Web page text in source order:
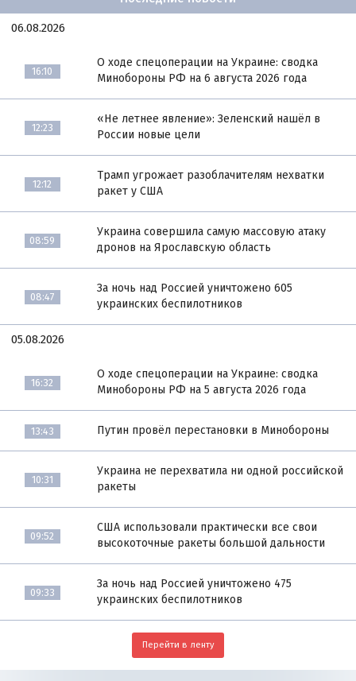
06.08.2026
16:10
О ходе спецоперации на Украине: сводка
Минобороны РФ на 6 августа 2026 года
12:23
«Не летнее явление»: Зеленский нашёл в
России новые цели
12:12
Трамп угрожает разоблачителям нехватки
ракет у США
08:59
Украина совершила самую массовую атаку
дронов на Ярославскую область
08:47
За ночь над Россией уничтожено 605
украинских беспилотников
05.08.2026
16:32
О ходе спецоперации на Украине: сводка
Минобороны РФ на 5 августа 2026 года
13:43 Путин провёл перестановки в Минобороны
10:31
Украина не перехватила ни одной российской
ракеты
09:52
США использовали практически все свои
высокоточные ракеты большой дальности
09:33
За ночь над Россией уничтожено 475
украинских беспилотников
Перейти в ленту